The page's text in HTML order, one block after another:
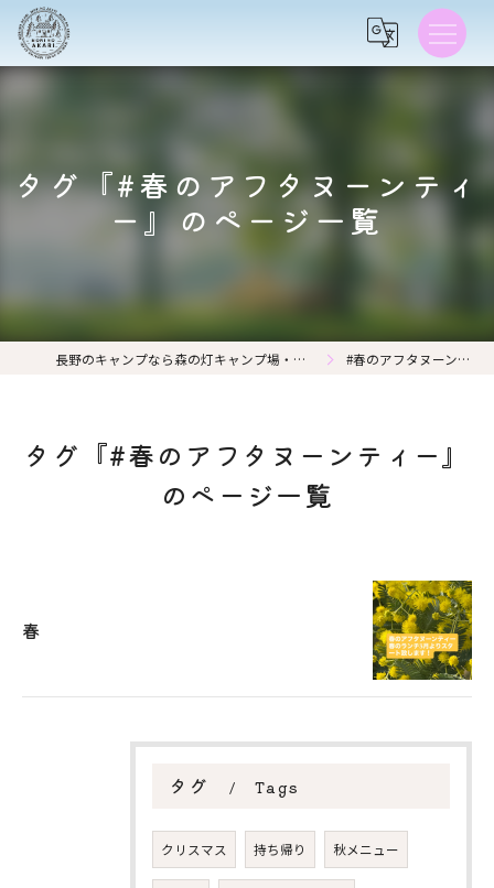
タグ『#春のアフタヌーンティ
ー』のページ一覧
長野のキャンプなら森の灯キャンプ場・茶亭 森の灯 #春のアフタヌーンティー
タグ『#春のアフタヌーンティー』
のページ一覧
春
タグ Tags
クリスマス 持ち帰り 秋メニュー